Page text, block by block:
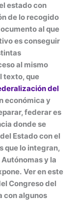
estado con
de lo recogido
al que
es conseguir
al mismo
texto, que
del
económica y
federar es
donde se
Estado con el
que lo integran,
y la
Ver en este
Congreso del
con algunos